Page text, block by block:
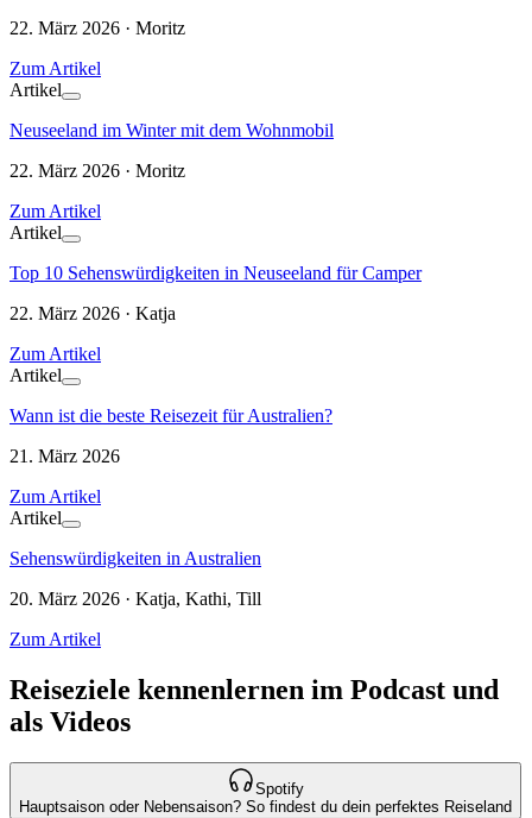
22. März 2026 · Moritz
Zum Artikel
Artikel
Neuseeland im Winter mit dem Wohnmobil
22. März 2026 · Moritz
Zum Artikel
Artikel
Top 10 Sehenswürdigkeiten in Neuseeland für Camper
22. März 2026 · Katja
Zum Artikel
Artikel
Wann ist die beste Reisezeit für Australien?
21. März 2026
Zum Artikel
Artikel
Sehenswürdigkeiten in Australien
20. März 2026 · Katja, Kathi, Till
Zum Artikel
Reiseziele kennenlernen im Podcast und
als Videos
Spotify
Hauptsaison oder Nebensaison? So findest du dein perfektes Reiseland